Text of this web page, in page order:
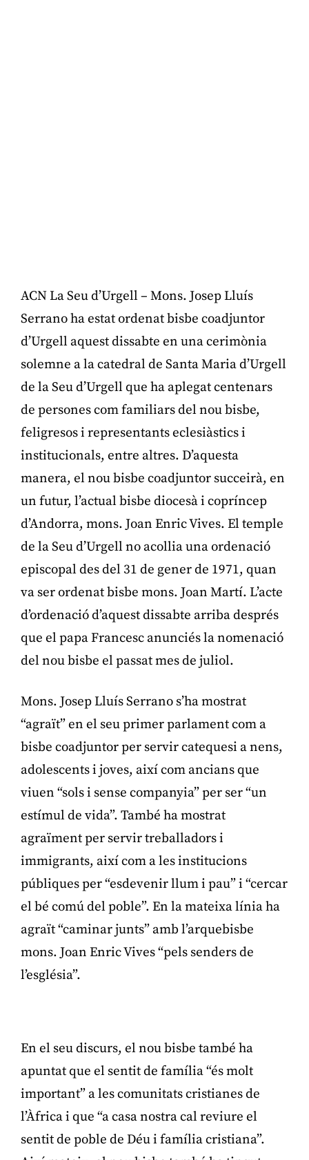
ACN La Seu d’Urgell – Mons. Josep Lluís
Serrano ha estat ordenat bisbe coadjuntor
d’Urgell aquest dissabte en una cerimònia
solemne a la catedral de Santa Maria d’Urgell
de la Seu d’Urgell que ha aplegat centenars
de persones com familiars del nou bisbe,
feligresos i representants eclesiàstics i
institucionals, entre altres. D’aquesta
manera, el nou bisbe coadjuntor succeirà, en
un futur, l’actual bisbe diocesà i copríncep
d’Andorra, mons. Joan Enric Vives. El temple
de la Seu d’Urgell no acollia una ordenació
episcopal des del 31 de gener de 1971, quan
va ser ordenat bisbe mons. Joan Martí. L’acte
d’ordenació d’aquest dissabte arriba després
que el papa Francesc anunciés la nomenació
del nou bisbe el passat mes de juliol.
Mons. Josep Lluís Serrano s’ha mostrat
“agraït” en el seu primer parlament com a
bisbe coadjuntor per servir catequesi a nens,
adolescents i joves, així com ancians que
viuen “sols i sense companyia” per ser “un
estímul de vida”. També ha mostrat
agraïment per servir treballadors i
immigrants, així com a les institucions
públiques per “esdevenir llum i pau” i “cercar
el bé comú del poble”. En la mateixa línia ha
agraït “caminar junts” amb l’arquebisbe
mons. Joan Enric Vives “pels senders de
l’església”.
En el seu discurs, el nou bisbe també ha
apuntat que el sentit de família “és molt
important” a les comunitats cristianes de
l’Àfrica i que “a casa nostra cal reviure el
sentit de poble de Déu i família cristiana”.